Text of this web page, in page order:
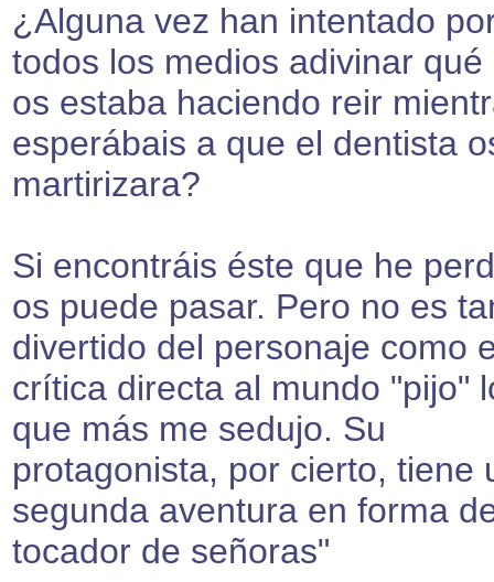
¿Alguna vez han intentado
todos los medios adivinar qué
os estaba haciendo reir
esperábais a que el dentista
martirizara?
Si encontráis éste que he
os puede pasar. Pero no es
divertido del personaje como
crítica directa al mundo "pijo"
que más me sedujo. Su
protagonista, por cierto, tiene
segunda aventura en forma
tocador de señoras"